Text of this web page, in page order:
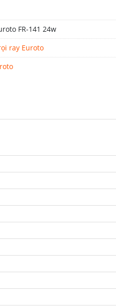
FR-141 24w
ray Euroto